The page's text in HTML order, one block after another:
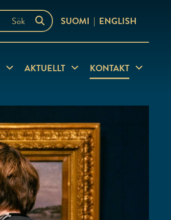
SUOMI ENGLISH
Visa undersida
AKTUELLT Visa undersida
KONTAKT Visa